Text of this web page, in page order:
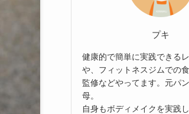
プキ
健康的で簡単に実践できる
や、フィットネスジムでの
監修などやってます。元パ
母。
自身もボディメイクを実践